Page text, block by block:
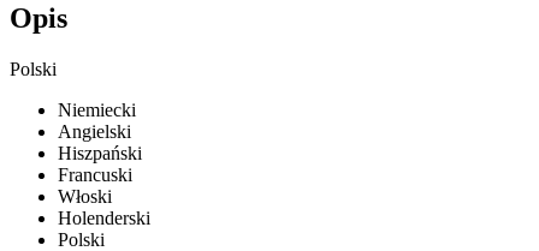
Opis
Polski
Niemiecki
Angielski
Hiszpański
Francuski
Włoski
Holenderski
Polski